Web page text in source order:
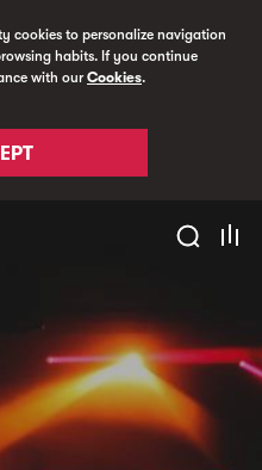
cookies to personalize navigation
habits. If you continue
with ourCookies.